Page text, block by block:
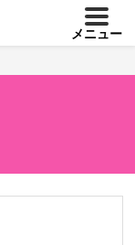
メニュー